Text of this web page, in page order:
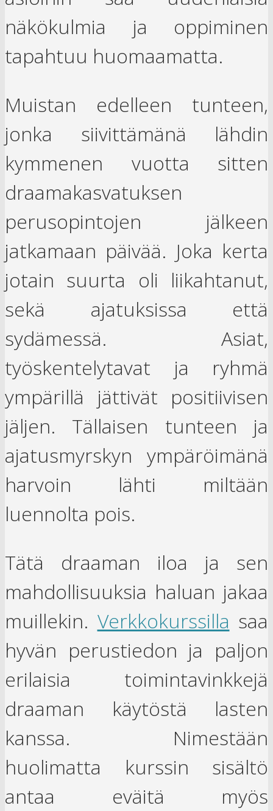
näkökulmia ja oppiminen
tapahtuu huomaamatta.
Muistan edelleen tunteen,
jonka siivittämänä lähdin
kymmenen vuotta sitten
draamakasvatuksen
perusopintojen jälkeen
jatkamaan päivää. Joka kerta
jotain suurta oli liikahtanut,
sekä ajatuksissa että
sydämessä. Asiat,
työskentelytavat ja ryhmä
ympärillä jättivät positiivisen
jäljen. Tällaisen tunteen ja
ajatusmyrskyn ympäröimänä
harvoin lähti miltään
luennolta pois.
Tätä draaman iloa ja sen
mahdollisuuksia haluan jakaa
muillekin. Verkkokurssilla saa
hyvän perustiedon ja paljon
erilaisia toimintavinkkejä
draaman käytöstä lasten
kanssa. Nimestään
huolimatta kurssin sisältö
antaa eväitä myös